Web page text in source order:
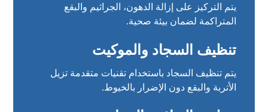
يتم التركيز على إزالة الدهون، الجراثيم والبقع
المتراكمة لضمان بيئة صحية.
تنظيف السجاد والموكيت
يتم تنظيف السجاد باستخدام تقنيات متقدمة تزيل
الأتربة والبقع دون الإضرار بالخيوط.